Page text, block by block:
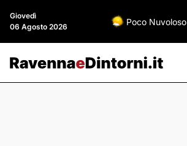
Giovedì
06 Agosto 2026
Poco Nuvoloso